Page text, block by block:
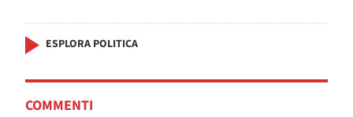
ESPLORA POLITICA
COMMENTI